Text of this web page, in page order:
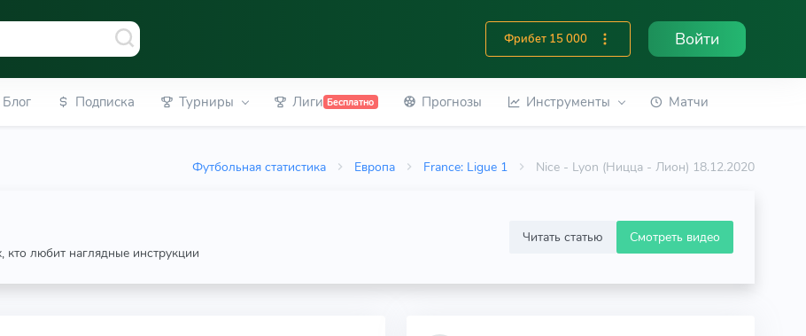
Фрибет 15 000 Войти
Блог Подписка Турниры Лиги Бесплатно Прогнозы Инструменты Матчи
Футбольная статистика Европа France: Ligue 1 Nice - Lyon (Ницца - Лион) 18.12.2020
любит наглядные инструкции
Читать статью Смотреть видео